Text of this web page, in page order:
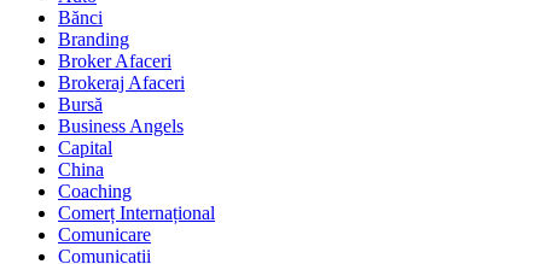
Bănci
Branding
Broker Afaceri
Brokeraj Afaceri
Bursă
Business Angels
Capital
China
Coaching
Comerț Internațional
Comunicare
Comunicații